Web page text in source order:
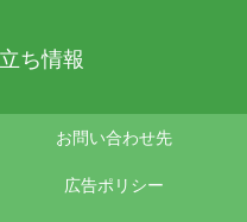
ち情報
お問い合わせ先
広告ポリシー